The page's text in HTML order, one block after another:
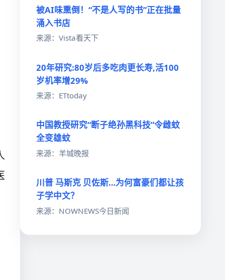
被AI味熏倒！“不是人写的书”正在批量
涌入书店
来源：Vista看天下
20年研究:80岁后多吃肉更长寿,活100
岁机率增29%
来源：ETtoday
中国教授研究“断子绝孙黑科技”令雌蚊
全变雄蚊
来源：羊城晚报
川普 马斯克 贝佐斯…为何富豪们都让孩
子学中文？
来源：NOWNEWS今日新闻